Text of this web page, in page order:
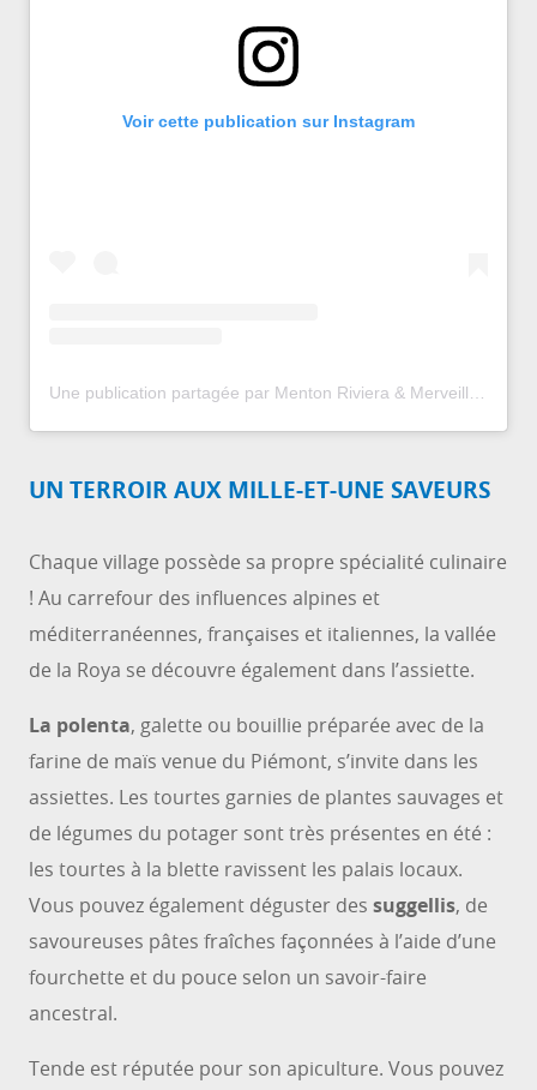
Voir cette publication sur Instagram
Une publication partagée par Menton Riviera & Merveilles (@mentonrivieramerveilles)
UN TERROIR AUX MILLE-ET-UNE SAVEURS
Chaque village possède sa propre spécialité culinaire
! Au carrefour des influences alpines et
méditerranéennes, françaises et italiennes, la vallée
de la Roya se découvre également dans l’assiette.
La polenta, galette ou bouillie préparée avec de la
farine de maïs venue du Piémont, s’invite dans les
assiettes. Les tourtes garnies de plantes sauvages et
de légumes du potager sont très présentes en été :
les tourtes à la blette ravissent les palais locaux.
Vous pouvez également déguster des suggellis, de
savoureuses pâtes fraîches façonnées à l’aide d’une
fourchette et du pouce selon un savoir-faire
ancestral.
Tende est réputée pour son apiculture. Vous pouvez